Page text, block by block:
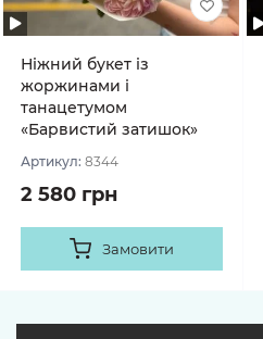
Ніжний букет із
жоржинами і
танацетумом
«Барвистий затишок»
Артикул: 8344
2 580 грн
Замовити